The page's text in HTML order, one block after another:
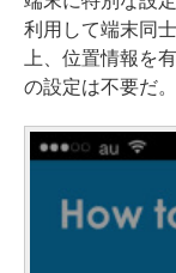
利用して端末同
上、位置情報を
の設定は不要だ。